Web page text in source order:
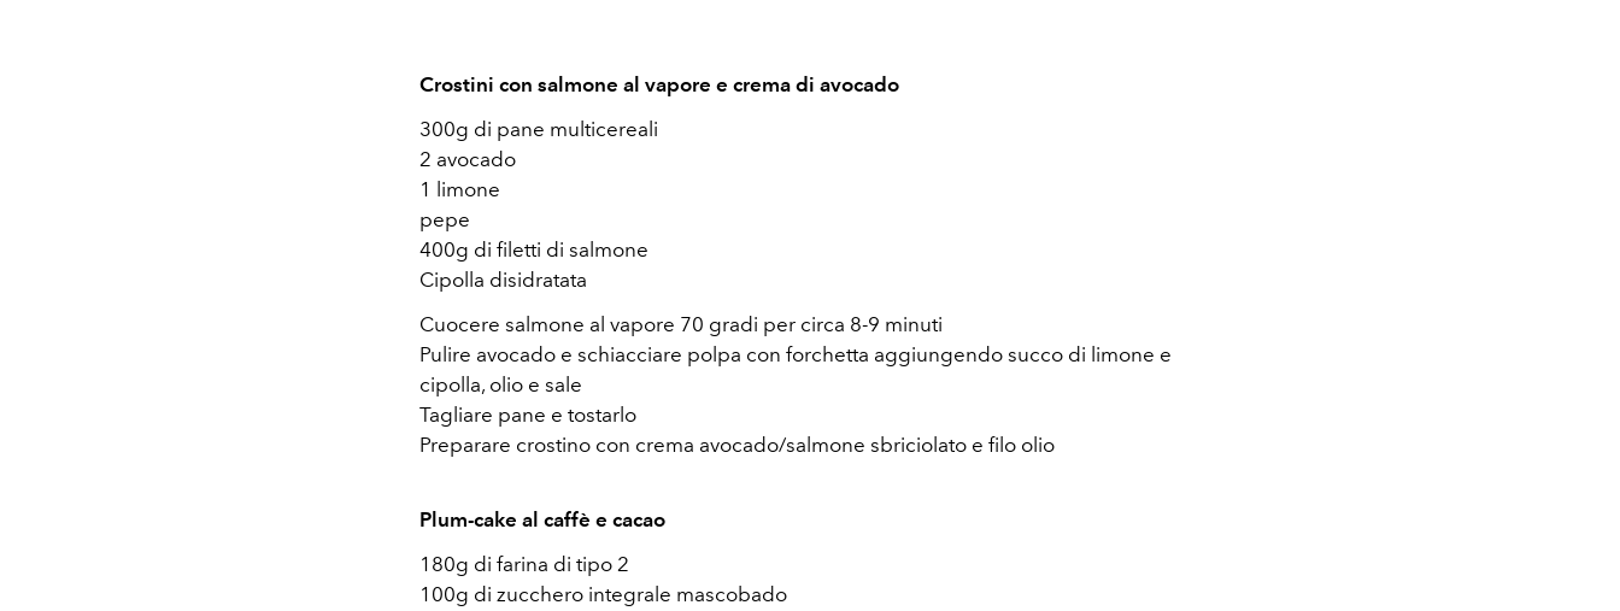
Crostini con salmone al vapore e crema di avocado
300g di pane multicereali
2 avocado
1 limone
pepe
400g di filetti di salmone
Cipolla disidratata
Cuocere salmone al vapore 70 gradi per circa 8-9 minuti
Pulire avocado e schiacciare polpa con forchetta aggiungendo succo di limone e
cipolla, olio e sale
Tagliare pane e tostarlo
Preparare crostino con crema avocado/salmone sbriciolato e filo olio
Plum-cake al caffè e cacao
180g di farina di tipo 2
100g di zucchero integrale mascobado